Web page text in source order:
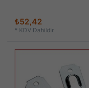
₺52,42
* KDV Dahildir